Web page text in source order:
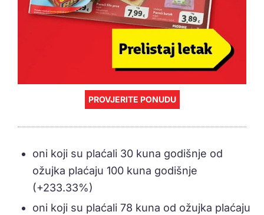
PROVJERITE PONUDU
oni koji su plaćali 30 kuna godišnje od
ožujka plaćaju 100 kuna godišnje
(+233.33%)
oni koji su plaćali 78 kuna od ožujka plaćaju